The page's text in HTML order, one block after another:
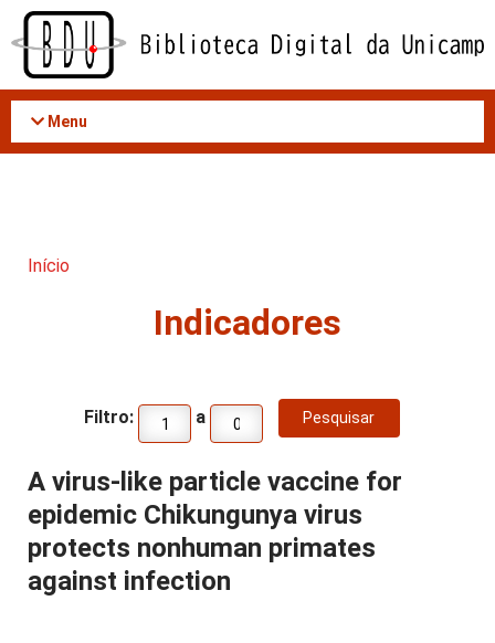
Acessar
conteúdo
Menu
Início
Indicadores
Filtro: a
A virus-like particle vaccine for
epidemic Chikungunya virus
protects nonhuman primates
against infection